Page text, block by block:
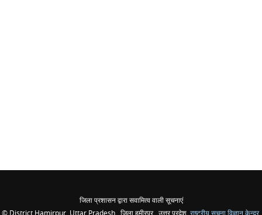
जिला प्रशासन द्वारा सवामित्व वाली सूचनाएं